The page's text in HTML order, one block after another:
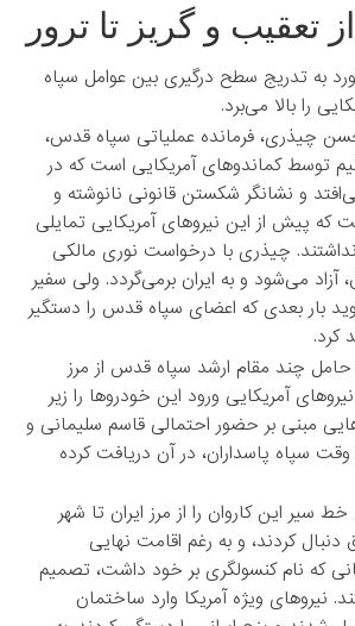
از تعقیب و گریز تا ترور
به تدریج سطح درگیری بین عوامل سپاه
را بالا می‌برد.
چیذری، فرمانده عملیاتی سپاه قدس،
توسط کماندوهای آمریکایی است که در
اتفاق می‌افتد و نشانگر شکستن قانونی نانوشته و
که پیش از این نیروهای آمریکایی تمایلی
چیذری با درخواست نوری مالکی
می‌شود و به ایران برمی‌گردد. ولی سفیر
بار بعدی که اعضای سپاه قدس را دستگیر
کرد.
حامل چند مقام ارشد سپاه قدس از مرز
آمریکایی ورود این خودروها را زیر
مبنی بر حضور احتمالی قاسم سلیمانی و
وقت سپاه پاسداران، در آن دریافت کرده
سیر این کاروان را از مرز ایران تا شهر
دنبال کردند، و به رغم اقامت نهایی‌‌
که نام کنسولگری بر خود داشت، تصمیم
نیروهای ویژه آمریکا وارد ساختمان